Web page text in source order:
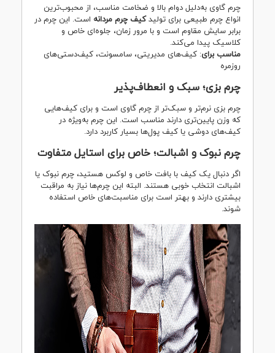
چرم گاوی به‌دلیل دوام بالا و ضخامت مناسب، از محبوب‌ترین
انواع چرم طبیعی برای تولیدکیف چرم مردانه است. این چرم در
برابر سایش مقاوم است و با مرور زمان، جلوه‌ای خاص و
کلاسیک پیدا می‌کند.
مناسب برای: کیف‌های مدیریتی، سامسونت، کیف‌دستی‌های
روزمره
چرم بزی؛ سبک و انعطاف‌پذیر
چرم بزی نرم‌تر و سبک‌تر از چرم گاوی است و برای کیف‌هایی
که وزن پایین‌تری دارند مناسب است. این چرم به‌ویژه در
کیف‌های دوشی یا کیف پول‌ها بسیار کاربرد دارد.
چرم نبوک و اشبالت؛ خاص برای استایل متفاوت
اگر دنبال یک کیف با بافت خاص و لوکس هستید، چرم نبوک یا
اشبالت انتخاب خوبی هستند. البته این چرم‌ها نیاز به مراقبت
بیشتری دارند و بهتر است برای مناسبت‌های خاص استفاده
شوند.